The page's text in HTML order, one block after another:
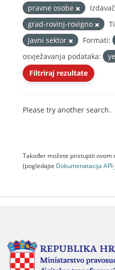
pravne osobe
grad-rovinj-rovigno
Javni sektor
Formati:
osvježavanja podataka:
Filtriraj rezultate
Please try another search.
Također možete pristupiti ovom
(pogledajte Dokumenаtаcijа